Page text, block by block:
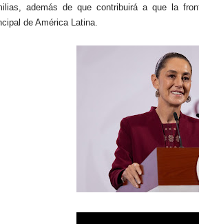
además de que contribuirá a que la
de América Latina.